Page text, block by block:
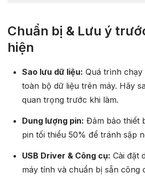
Chuẩn bị & Lưu ý
hiện
Sao lưu dữ liệu: Quá trình chạy
toàn bộ dữ liệu trên máy. Hãy
quan trọng trước khi làm.
Dung lượng pin: Đảm bảo thiết
pin tối thiểu 50% để tránh sập
USB Driver & Công cụ: Cài đặt
máy tính và chuẩn bị sẵn công